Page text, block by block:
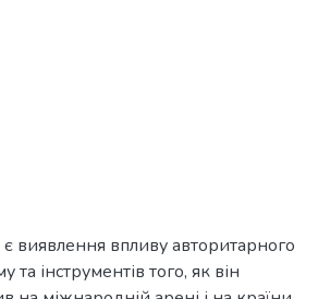
виявлення впливу авторитарного
та інструментів того, як він